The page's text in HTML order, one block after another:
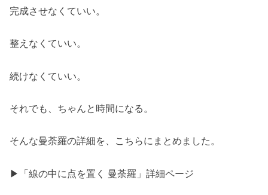
完成させなくていい。
整えなくていい。
続けなくていい。
それでも、ちゃんと時間になる。
そんな曼荼羅の詳細を、こちらにまとめました。
▶︎ 「線の中に点を置く 曼荼羅」詳細ページ